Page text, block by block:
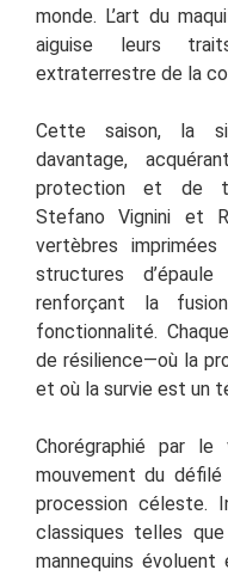
monde. L’art du
aiguise leurs
extraterrestre de la
Cette saison, la
davantage,
protection et de
Stefano Vignini et
vertèbres
structures
renforçant la
fonctionnalité.
de résilience—où la
et où la survie est un
Chorégraphié par le
mouvement du
procession céleste.
classiques telles
mannequins